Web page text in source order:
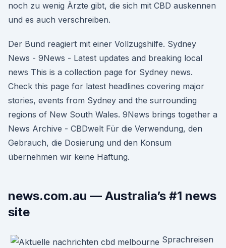
noch zu wenig Ärzte gibt, die sich mit CBD auskennen
und es auch verschreiben.
Der Bund reagiert mit einer Vollzugshilfe. Sydney
News - 9News - Latest updates and breaking local
news This is a collection page for Sydney news.
Check this page for latest headlines covering major
stories, events from Sydney and the surrounding
regions of New South Wales. 9News brings together a
News Archive - CBDwelt Für die Verwendung, den
Gebrauch, die Dosierung und den Konsum
übernehmen wir keine Haftung.
news.com.au — Australia’s #1 news
site
Sprachreisen